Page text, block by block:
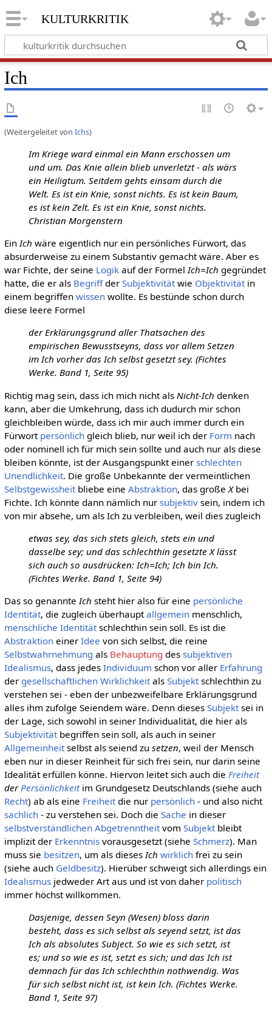
kulturkritik
Ich
(Weitergeleitet von Ichs)
Im Kriege ward einmal ein Mann erschossen um
und um. Das Knie allein blieb unverletzt - als wärs
ein Heiligtum. Seitdem gehts einsam durch die
Welt. Es ist ein Knie, sonst nichts. Es ist kein Baum,
es ist kein Zelt. Es ist ein Knie, sonst nichts.
Christian Morgenstern
EinIch wäre eigentlich nur ein persönliches Fürwort, das
absurderweise zu einem Substantiv gemacht wäre. Aber es
war Fichte, der seine Logikauf der FormelIch=Ich gegründet
hatte, die er als Begriffder Subjektivitätwie Objektivitätin
einem begriffen wissenwollte. Es bestünde schon durch
diese leere Formel
der Erklärungsgrund aller Thatsachen des
empirischen Bewusstseyns, dass vor allem Setzen
im Ich vorher das Ich selbst gesetzt sey. (Fichtes
Werke. Band 1, Seite 95)
Richtig mag sein, dass ich mich nicht als Nicht-Ich denken
kann, aber die Umkehrung, dass ich dudurch mir schon
gleichbleiben würde, dass ich mir auch immer durch ein
Fürwort persönlichgleich blieb, nur weil ich der Form nach
oder nominell ich für mich sein sollte und auch nur als diese
bleiben könnte, ist der Ausgangspunkt einer schlechten
Unendlichkeit. Die große Unbekannte der vermeintlichen
Selbstgewissheitbliebe eine Abstraktion, das große Xbei
Fichte. Ich könnte dann nämlich nur subjektivsein, indem ich
von mir absehe, um als Ich zu verbleiben, weil dies zugleich
etwas sey, das sich stets gleich, stets ein und
dasselbe sey; und das schlechthin gesetzte X lässt
sich auch so ausdrücken: Ich=Ich; Ich bin Ich.
(Fichtes Werke. Band 1, Seite 94)
Das so genannte Ich steht hier also für eine persönliche
Identität, die zugleich überhauptallgemeinmenschlich,
menschliche Identitätschlechthin sein soll. Es ist die
Abstraktioneiner Idee von sich selbst, die reine
Selbstwahrnehmung als Behauptung des subjektiven
Idealismus, dass jedes Individuum schon vor aller Erfahrung
der gesellschaftlichen Wirklichkeitals Subjektschlechthin zu
verstehen sei - eben der unbezweifelbare Erklärungsgrund
alles ihm zufolge Seiendem wäre. Denn dieses Subjektsei in
der Lage, sich sowohl in seiner Individualität, die hier als
Subjektivitätbegriffen sein soll, als auch in seiner
Allgemeinheitselbst als seiend zu setzen, weil der Mensch
eben nur in dieser Reinheit für sich frei sein, nur darin seine
Idealität erfüllen könne. Hiervon leitet sich auch die Freiheit
der Persönlichkeitim Grundgesetz Deutschlands (siehe auch
Recht) ab als eine Freiheitdie nur persönlich- und also nicht
sachlich- zu verstehen sei. Doch die Sache in dieser
selbstverständlichen Abgetrenntheitvom Subjektbleibt
implizit der Erkenntnisvorausgesetzt (siehe Schmerz). Man
muss sie besitzen, um als dieses Ich wirklichfrei zu sein
(siehe auch Geldbesitz). Hierüber schweigt sich allerdings ein
Idealismusjedweder Art aus und ist von daher politisch
immer höchst willkommen.
Dasjenige, dessen Seyn (Wesen) bloss darin
besteht, dass es sich selbst als seyend setzt, ist das
Ich als absolutes Subject. So wie es sich setzt, ist
es; und so wie es ist, setzt es sich; und das Ich ist
demnach für das Ich schlechthin nothwendig. Was
für sich selbst nicht ist, ist kein Ich. (Fichtes Werke.
Band 1, Seite 97)